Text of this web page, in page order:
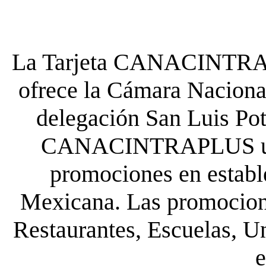
La Tarjeta
ofrece la Cámara
delegación San Luis
CANACINTRAPLUS
promociones en
Mexicana. Las
Restaurantes, Escuelas,